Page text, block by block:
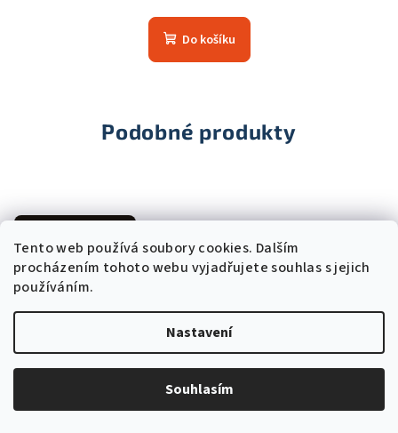
Tento web používá soubory cookies. Dalším
procházením tohoto webu vyjadřujete souhlas s jejich
používáním.
Nastavení
Souhlasím
hodnocení
produktu
hvězdiček.
Do košíku
Podobné produkty
Trvale nízká cena